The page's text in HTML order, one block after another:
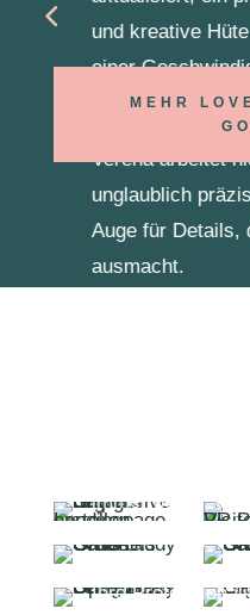
und kreative Hüte
einer
überrascht hat!
Verena arbeitet
unglaublich präzise
Auge für Details,
ausmacht.
immer bereit, den
Ihre
MEHR